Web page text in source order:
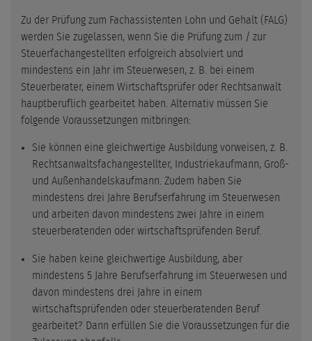
Zu der Prüfung zum Fachassistenten Lohn und Gehalt (FALG)
werden Sie zugelassen, wenn Sie die Prüfung zum / zur
Steuerfachangestellten erfolgreich absolviert und
mindestens ein Jahr im Steuerwesen, z. B. bei einem
Steuerberater, einem Wirtschaftsprüfer oder Rechtsanwalt
hauptberuflich gearbeitet haben. Alternativ müssen Sie
folgende Voraussetzungen mitbringen:
Sie können eine gleichwertige Ausbildung vorweisen, z. B.
Rechtsanwaltsfachangestellter, Industriekaufmann, Groß-
und Außenhandelskaufmann. Zudem haben Sie
mindestens drei Jahre Berufserfahrung im Steuerwesen
und arbeiten davon mindestens zwei Jahre in einem
steuerberatenden oder wirtschaftsprüfenden Beruf.
Sie haben keine gleichwertige Ausbildung, aber
mindestens 5 Jahre Berufserfahrung im Steuerwesen und
davon mindestens drei Jahre in einem
wirtschaftsprüfenden oder steuerberatenden Beruf
gearbeitet? Dann erfüllen Sie die Voraussetzungen für die